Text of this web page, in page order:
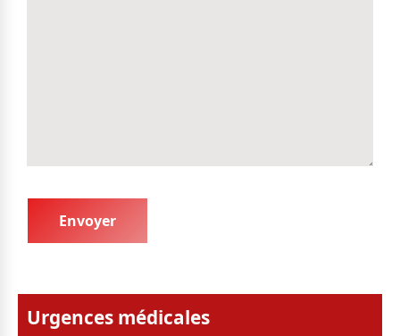
Urgences médicales